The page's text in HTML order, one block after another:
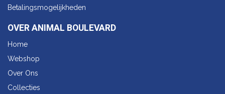
Betalingsmogelijkheden
OVER ANIMAL BOULEVARD
Home
Webshop
Over Ons
Collecties